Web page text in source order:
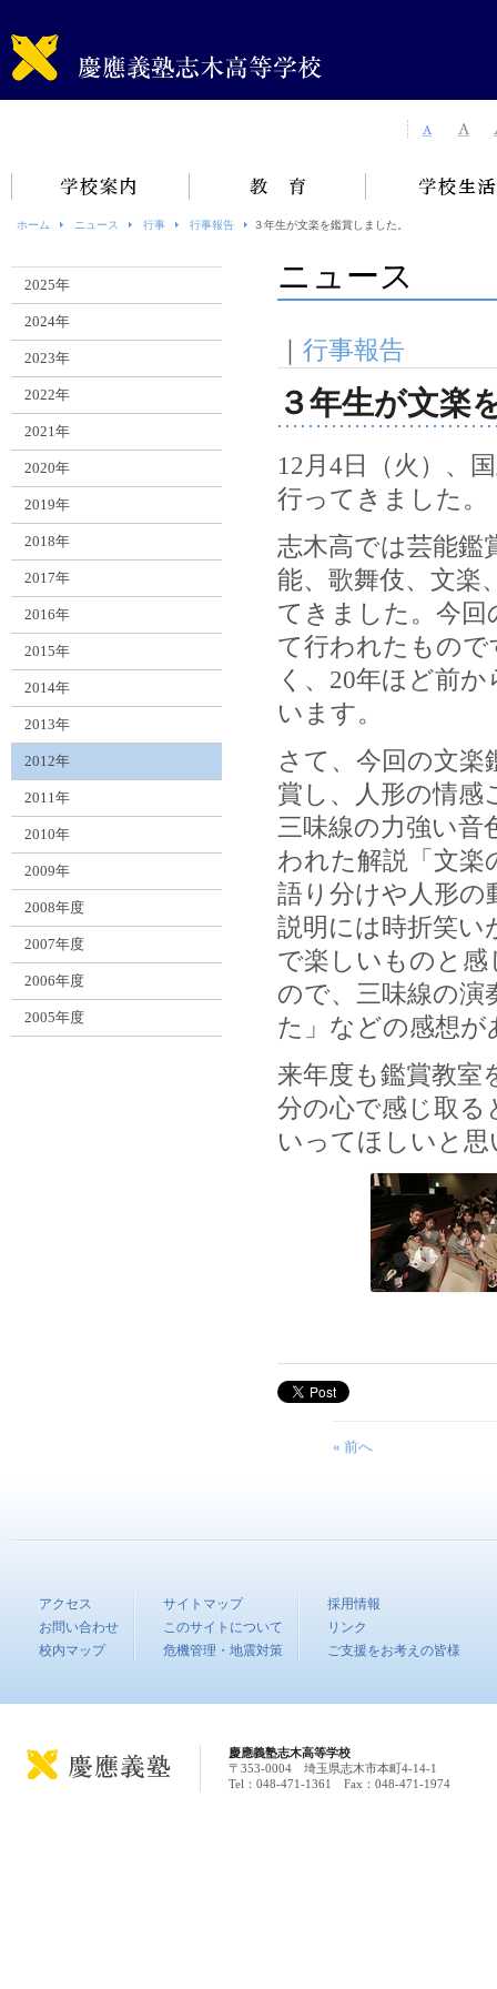
ホーム ニュース 行事 行事報告 ３年生が文楽を鑑賞しました。
ニュース
行事報告
３年生が文楽
12月4日（火）、
行ってきました。
志木高では芸能鑑
能、歌舞伎、文楽
てきました。今回
て行われたもので
く、20年ほど前
います。
さて、今回の文楽
賞し、人形の情感
三味線の力強い音
われた解説「文楽
語り分けや人形の
説明には時折笑い
で楽しいものと
ので、三味線の演
た」などの感想が
来年度も鑑賞教室
分の心で感じ取る
いってほしいと思
« 前へ
2025年
2024年
2023年
2022年
2021年
2020年
2019年
2018年
2017年
2016年
2015年
2014年
2013年
2012年
2011年
2010年
2009年
2008年度
2007年度
2006年度
2005年度
アクセス
お問い合わせ
校内マップ
サイトマップ
このサイトについて
危機管理・地震対策
採用情報
リンク
ご支援をお考えの皆様
慶應義塾志木高等学校
〒353-0004 埼玉県志木市本町4-14-1
Tel：048-471-1361 Fax：048-471-1974